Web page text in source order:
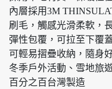
內層採用3M
刷毛，觸感光滑柔軟，
彈性包覆，可拉至下覆
可輕易摺疊收納，隨身
冬季戶外活動、雪地旅
百分之百台灣製造